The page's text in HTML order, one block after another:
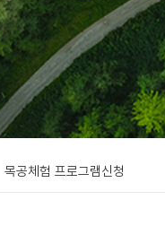
목공체험 프로그램신청